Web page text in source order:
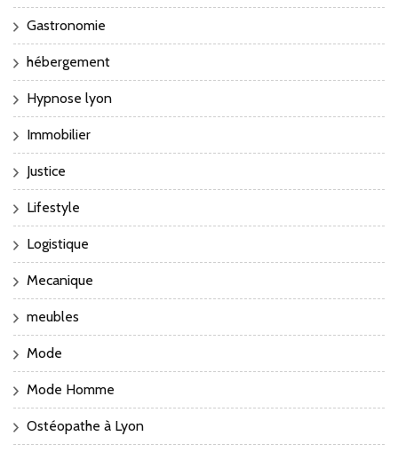
Gastronomie
hébergement
Hypnose lyon
Immobilier
Justice
Lifestyle
Logistique
Mecanique
meubles
Mode
Mode Homme
Ostéopathe à Lyon